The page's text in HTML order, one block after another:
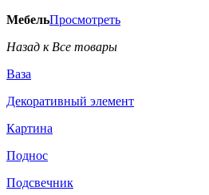
МебельПросмотреть
Назад к Все товары
Ваза
Декоративный элемент
Картина
Поднос
Подсвечник